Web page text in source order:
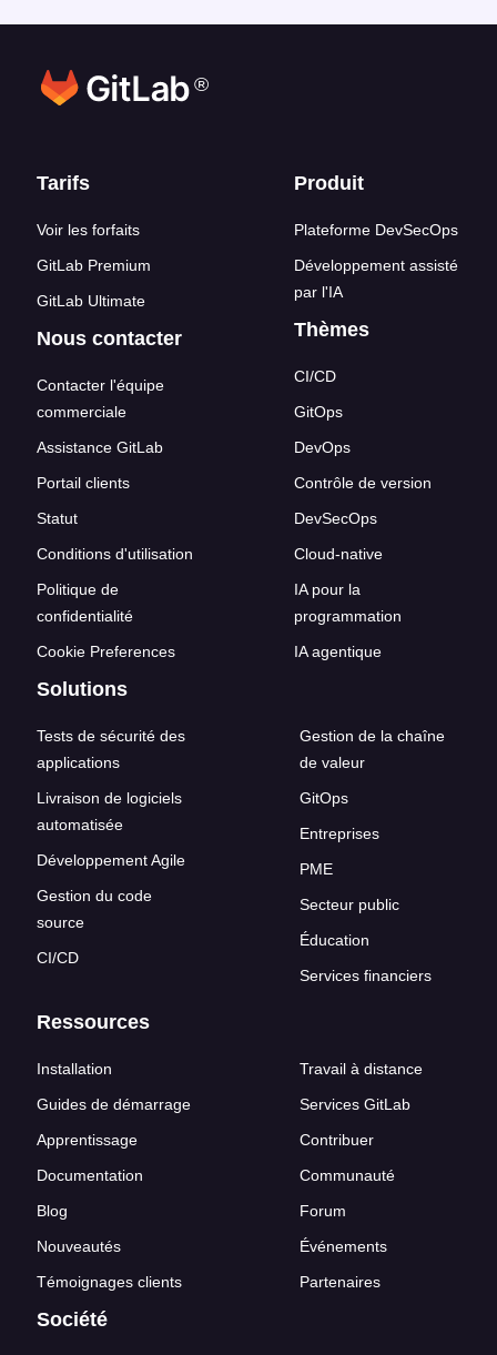
®
Liens en bas de page
Tarifs
Voir les forfaits
GitLab Premium
GitLab Ultimate
Nous contacter
Contacter l'équipe
commerciale
Assistance GitLab
Portail clients
Statut
Conditions d'utilisation
Politique de
confidentialité
Cookie Preferences
Produit
Plateforme DevSecOps
Développement assisté
par l'IA
Thèmes
CI/CD
GitOps
DevOps
Contrôle de version
DevSecOps
Cloud-native
IA pour la
programmation
IA agentique
Solutions
Tests de sécurité des
applications
Livraison de logiciels
automatisée
Développement Agile
Gestion du code
source
CI/CD
Gestion de la chaîne
de valeur
GitOps
Entreprises
PME
Secteur public
Éducation
Services financiers
Ressources
Installation
Guides de démarrage
Apprentissage
Documentation
Blog
Nouveautés
Témoignages clients
Travail à distance
Services GitLab
Contribuer
Communauté
Forum
Événements
Partenaires
Société